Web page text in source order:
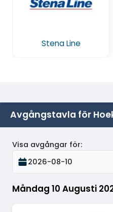
Stena Line
Avgångstavla för
Måndag 10 Augusti
Visa avgångar för:
2026-08-10